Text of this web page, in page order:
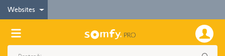
Websites